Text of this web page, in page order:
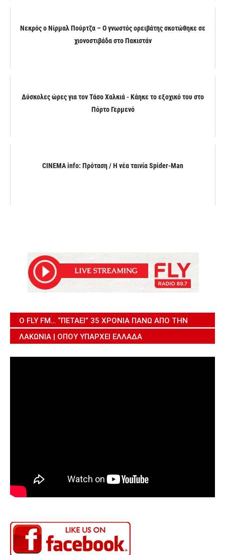
Νεκρός ο Νίρμαλ Πούρτζα – Ο γνωστός ορειβάτης σκοτώθηκε σε
χιονοστιβάδα στο Πακιστάν
Δύσκολες ώρες για τον Τάσο Χαλκιά - Κάηκε το εξοχικό του στο
Πόρτο Γερμενό
CINEMA info: Πρόταση / Η νέα ταινία Spider-Man
Ο FLY FM… “ΠΕΤΆΕΙ” 35 ΧΡΌΝΙΑ ΠΆΝΩ ΑΠΌ ΤΗΝ
ΛΑΚΩΝΊΑ | ΌΠΟΥ ΥΠΆΡΧΕΙ ΕΛΛΆΔΑ